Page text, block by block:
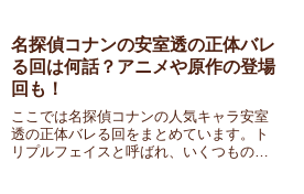
た？」第１話レシピ「鮭とまいたけの炊
き込みごはん」です！↓「きの...
名探偵コナンの安室透の正体バレ
る回は何話？アニメや原作の登場
回も！
ここでは名探偵コナンの人気キャラ安室
透の正体バレる回をまとめています。ト
リプルフェイスと呼ばれ、いくつもの名